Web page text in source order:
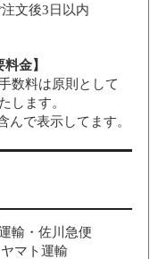
文後3日以内
金】
数料は原則として
します。
で表示してます。
輸・佐川急便
マト運輸